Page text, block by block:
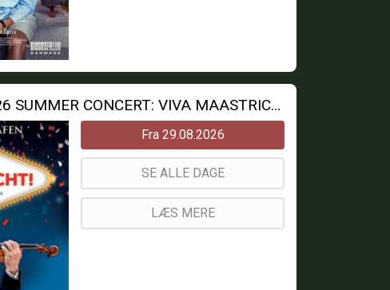
ANDRE RIEUS 2026 SUMMER CONCERT: VIVA MAASTRICHT!
Fra 29.08.2026
SE ALLE DAGE
LÆS MERE